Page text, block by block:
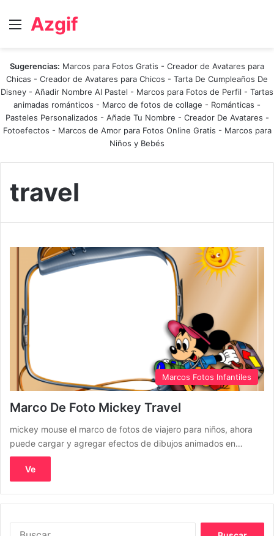
Menú
Azgif
Sugerencias: Marcos para Fotos Gratis - Creador de Avatares para
Chicas - Creador de Avatares para Chicos - Tarta De Cumpleaños De
Disney - Añadir Nombre Al Pastel - Marcos para Fotos de Perfil - Tartas
animadas románticos - Marco de fotos de collage - Románticas -
Pasteles Personalizados - Añade Tu Nombre - Creador De Avatares -
Fotoefectos - Marcos de Amor para Fotos Online Gratis - Marcos para
Niños y Bebés
travel
Marcos Fotos Infantiles
Marco De Foto Mickey Travel
mickey mouse el marco de fotos de viajero para niños, ahora
puede cargar y agregar efectos de dibujos animados en…
Ve